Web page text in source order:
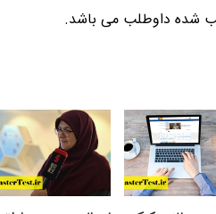
شده داوطلب می باشد.